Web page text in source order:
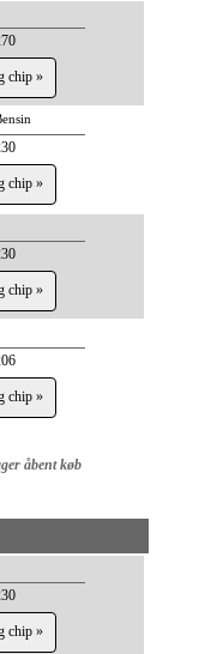
chip »
chip »
chip »
chip »
åbent køb
chip »